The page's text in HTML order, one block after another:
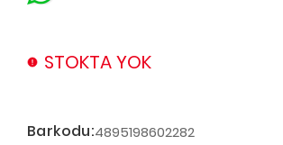
STOKTA YOK
Barkodu:4895198602282